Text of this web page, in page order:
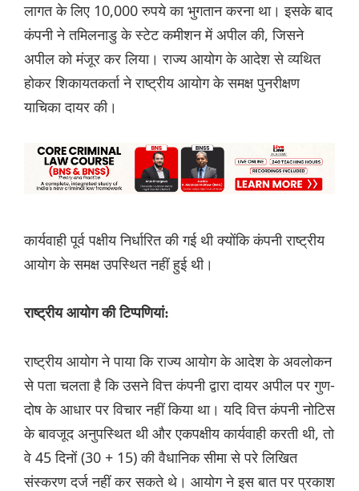
लागत के लिए 10,000 रुपये का भुगतान करना था। इसके बाद
कंपनी ने तमिलनाडु के स्टेट कमीशन में अपील की, जिसने
अपील को मंजूर कर लिया। राज्य आयोग के आदेश से व्यथित
होकर शिकायतकर्ता ने राष्ट्रीय आयोग के समक्ष पुनरीक्षण
याचिका दायर की।
कार्यवाही पूर्व पक्षीय निर्धारित की गई थी क्योंकि कंपनी राष्ट्रीय
आयोग के समक्ष उपस्थित नहीं हुई थी।
राष्ट्रीय आयोग की टिप्पणियां:
राष्ट्रीय आयोग ने पाया कि राज्य आयोग के आदेश के अवलोकन
से पता चलता है कि उसने वित्त कंपनी द्वारा दायर अपील पर गुण-
दोष के आधार पर विचार नहीं किया था। यदि वित्त कंपनी नोटिस
के बावजूद अनुपस्थित थी और एकपक्षीय कार्यवाही करती थी, तो
वे 45 दिनों (30 + 15) की वैधानिक सीमा से परे लिखित
संस्करण दर्ज नहीं कर सकते थे। आयोग ने इस बात पर प्रकाश